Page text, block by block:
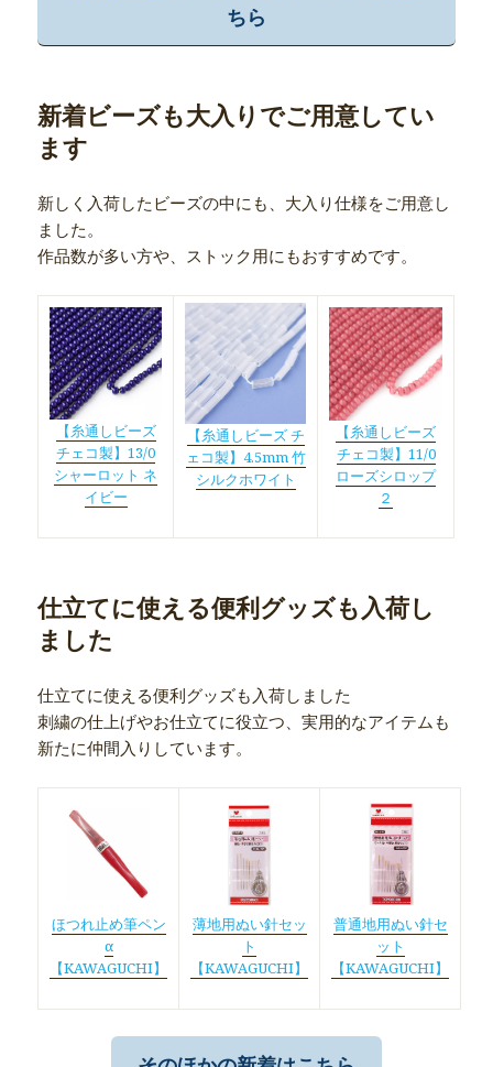
ちら
新着ビーズも大入りでご用意してい
ます
新しく入荷したビーズの中にも、大入り仕様をご用意し
ました。
作品数が多い方や、ストック用にもおすすめです。
【糸通しビーズ
チェコ製】13/0
シャーロット ネ
イビー
【糸通しビーズ チ
ェコ製】4.5mm 竹
シルクホワイト
【糸通しビーズ
チェコ製】11/0
ローズシロップ
２
仕立てに使える便利グッズも入荷し
ました
仕立てに使える便利グッズも入荷しました
刺繍の仕上げやお仕立てに役立つ、実用的なアイテムも
新たに仲間入りしています。
ほつれ止め筆ペン
α
【KAWAGUCHI】
薄地用ぬい針セッ
ト
【KAWAGUCHI】
普通地用ぬい針セ
ット
【KAWAGUCHI】